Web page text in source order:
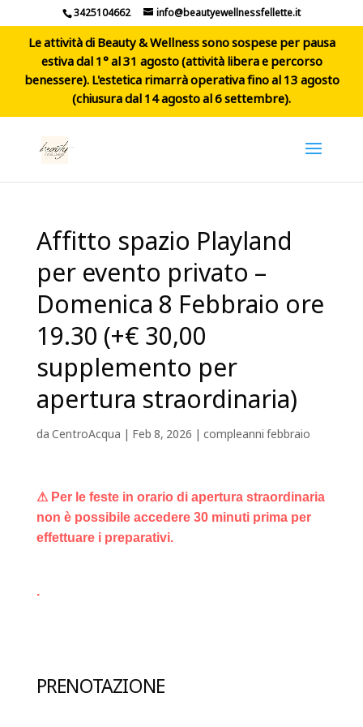
3425104662 info@beautyewellnessfellette.it
Le attività di Beauty & Wellness sono sospese per pausa
estiva dal 1° al 31 agosto (attività libera e percorso
benessere). L'estetica rimarrà operativa fino al 13 agosto
(chiusura dal 14 agosto al 6 settembre).
Affitto spazio Playland
per evento privato –
Domenica 8 Febbraio ore
19.30 (+€ 30,00
supplemento per
apertura straordinaria)
daCentroAcqua | Feb 8, 2026 | compleanni febbraio
⚠ Per le feste in orario di apertura straordinaria
non è possibile accedere 30 minuti prima per
effettuare i preparativi.
.
PRENOTAZIONE